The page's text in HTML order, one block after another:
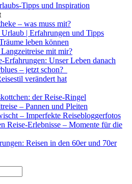
Tipps und Inspiration
– was muss mit?
| Erfahrungen und Tipps
leben können
mit mir?
Erfahrungen: Unser Leben danach
– jetzt schon?
verändert hat
der Reise-Ringel
– Pannen und Pleiten
– Imperfekte Reisebloggerfotos
Reise-Erlebnisse – Momente für die
Reisen in den 60er und 70er